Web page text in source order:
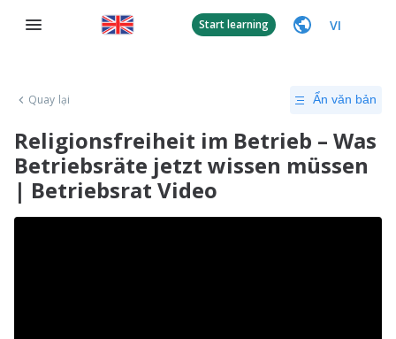
Start learning VI
Quay lại Ẩn văn bản
Religionsfreiheit im Betrieb – Was
Betriebsräte jetzt wissen müssen
| Betriebsrat Video